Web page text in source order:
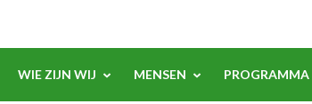
WIE ZIJN WIJ MENSEN PROGRAMMA